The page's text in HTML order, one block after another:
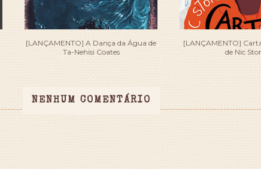
[LANÇAMENTO] A Dança da Água de
Ta-Nehisi Coates
[LANÇAMENTO]
de Nic
NENHUM COMENTÁRIO